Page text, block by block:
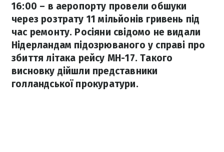
16:00 – в аеропорту провели обшуки
через розтрату 11 мільйонів гривень під
час ремонту. Росіяни свідомо не видали
Нідерландам підозрюваного у справі про
збиття літака рейсу МН-17. Такого
висновку дійшли представники
голландської прокуратури.